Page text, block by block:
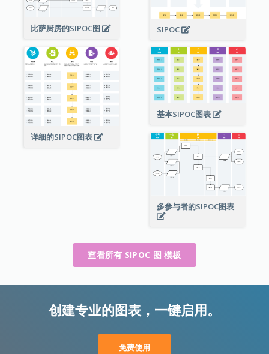
比萨厨房的SIPOC图 SIPOC
详细的SIPOC图表
基本SIPOC图表
多参与者的SIPOC图表
查看所有 SIPOC 图 模板
创建专业的图表，一键启用。
免费使用